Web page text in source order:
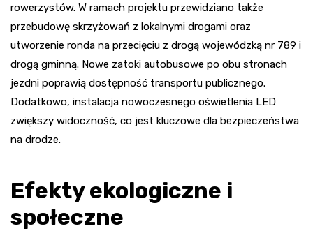
rowerzystów. W ramach projektu przewidziano także
przebudowę skrzyżowań z lokalnymi drogami oraz
utworzenie ronda na przecięciu z drogą wojewódzką nr 789 i
drogą gminną. Nowe zatoki autobusowe po obu stronach
jezdni poprawią dostępność transportu publicznego.
Dodatkowo, instalacja nowoczesnego oświetlenia LED
zwiększy widoczność, co jest kluczowe dla bezpieczeństwa
na drodze.
Efekty ekologiczne i
społeczne